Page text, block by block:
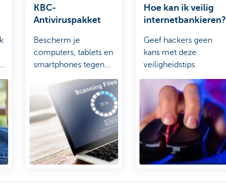
KBC-
Antiviruspakket
Bescherm je
computers, tablets en
smartphones tegen
virussen en onveilige
Hoe kan ik veilig
internetbankieren?
Geef hackers geen
kans met deze
veiligheidstips